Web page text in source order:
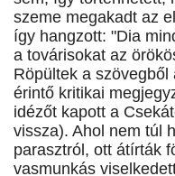
szeme megakadt az
így hangzott: "Dia
a továrisokat az
Röpültek a
érintő kritikai
idézőt kapott a
vissza). Ahol nem túl
parasztról, ott átírták
vasmunkás